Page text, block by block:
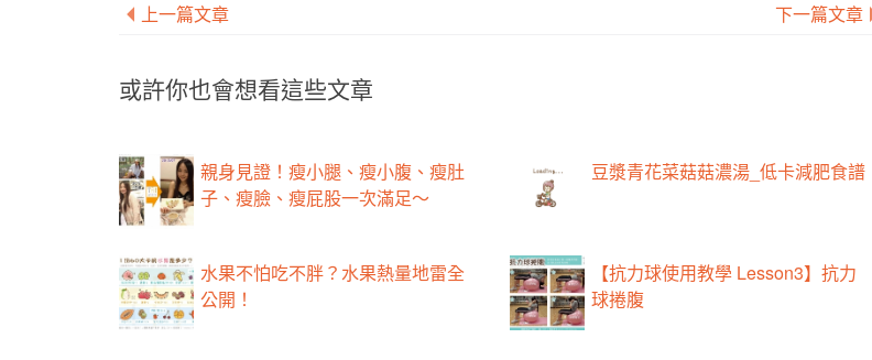
上一篇文章 下一篇文章
或許你也會想看這些文章
親身見證！瘦小腿、瘦小腹、瘦肚
子、瘦臉、瘦屁股一次滿足～
豆漿青花菜菇菇濃湯_低卡減肥食譜
水果不怕吃不胖？水果熱量地雷全
公開！
【抗力球使用教學 Lesson3】抗力
球捲腹